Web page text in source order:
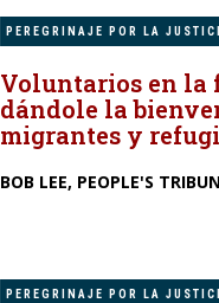
PEREGRINAJE POR LA
Voluntarios en la
dándole la
migrantes y
BOB LEE, PEOPLE'S
PEREGRINAJE POR LA